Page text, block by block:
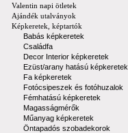
Valentin napi ötletek
Ajándék utalványok
Képkeretek, képtartók
Babás képkeretek
Családfa
Decor Interior képkeretek
Ezüst/arany hatású képkeretek
Fa képkeretek
Fotócsipeszek és fotóhuzalok
Fémhatású képkeretek
Magasságmérők
Műanyag képkeretek
Öntapadós szobadekorok